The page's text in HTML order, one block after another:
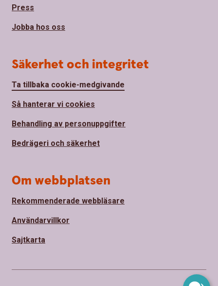
Press
Jobba hos oss
Säkerhet och integritet
Ta tillbaka cookie-medgivande
Så hanterar vi cookies
Behandling av personuppgifter
Bedrägeri och säkerhet
Om webbplatsen
Rekommenderade webbläsare
Användarvillkor
Sajtkarta